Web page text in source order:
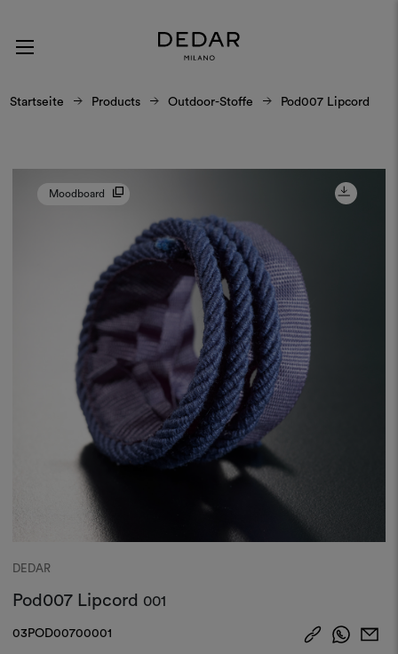
Startseite Products Outdoor-Stoffe Pod007 Lipcord
Moodboard
DEDAR
Pod007 Lipcord 001
03POD00700001